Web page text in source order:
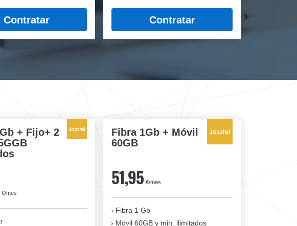
Contratar Contratar
+ Fijo+ 2
€/mes
Fibra 1Gb + Móvil
60GB
51,95 €/mes
Fibra 1 Gb
Móvil 60GB y min. ilimitados